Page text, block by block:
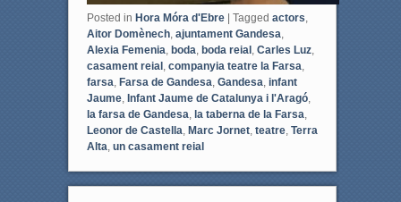
Posted in Hora Móra d'Ebre Tagged actors,
Aitor Domènech, ajuntament Gandesa,
Alexia Femenia, boda, boda reial , Carles Luz,
casament reial , companyia teatre la Farsa,
farsa, Farsa de Gandesa, Gandesa, infant
Jaume, Infant Jaume de Catalunya i l'Aragó,
la farsa de Gandesa, la taberna de la Farsa,
Leonor de Castella, Marc Jornet, teatre, Terra
Alta, un casament reial